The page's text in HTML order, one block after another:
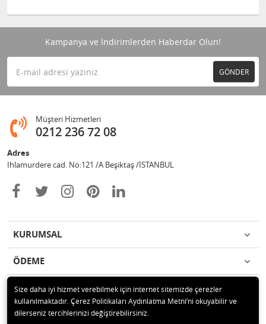
Kampanya ve İndirimlerden Haberdar Olun!
GÖNDER
Müşteri Hizmetleri
0212 236 72 08
Adres
Ihlamurdere cad. No:121 /A Beşiktaş /İSTANBUL
KURUMSAL
ÖDEME
İLETİŞİM
© 2020 Avize Marketim Tüm hakları saklıdır.
Size daha iyi hizmet verebilmek için internet sitemizde çerezler
kullanılmaktadır. Çerez Politikaları Aydınlatma Metni’ni okuyabilir ve
dilerseniz tercihlerinizi değiştirebilirsiniz.